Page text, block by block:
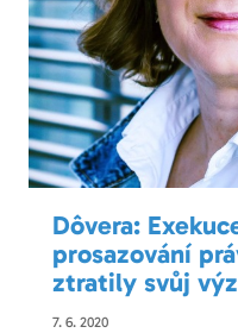
Dôvera:
prosazování
ztratily svůj
7. 6. 2020